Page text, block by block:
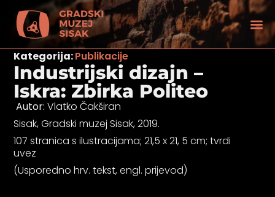
Kategorija:Publikacije
Industrijski dizajn –
Iskra: Zbirka Politeo
Autor: Vlatko Čakširan
Sisak, Gradski muzej Sisak, 2019.
107 stranica s ilustracijama; 21,5 x 21, 5 cm; tvrdi
uvez
(Usporedno hrv. tekst, engl. prijevod)